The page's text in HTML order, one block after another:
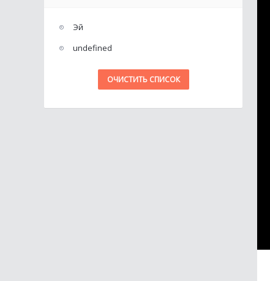
Эй
undefined
ОЧИСТИТЬ СПИСОК